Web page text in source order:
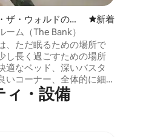
つ星の平均評価
ザ・ウォルドのホ
新しい宿泊先
新着
ーム（The Bank）
、ただ眠るための場所で
し長く過ごすための場所
適なベッド、深いバスタ
いコーナー、全体的に細
られます。 建物の古
せた、居心地の良い隠れ
ィ⁠・設⁠備